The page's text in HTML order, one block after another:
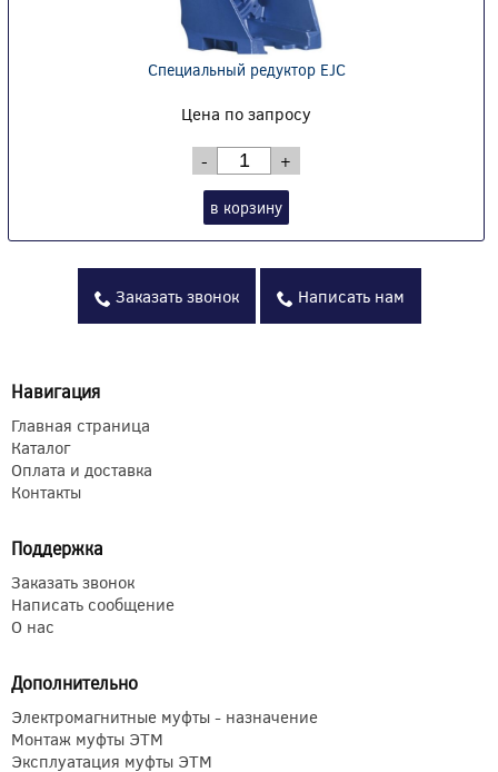
Специальный редуктор EJC
Цена по запросу
- +
в корзину
Заказать звонок Написать нам
Навигация
Главная страница
Каталог
Оплата и доставка
Контакты
Поддержка
Заказать звонок
Написать сообщение
О нас
Дополнительно
Электромагнитные муфты - назначение
Монтаж муфты ЭТМ
Эксплуатация муфты ЭТМ